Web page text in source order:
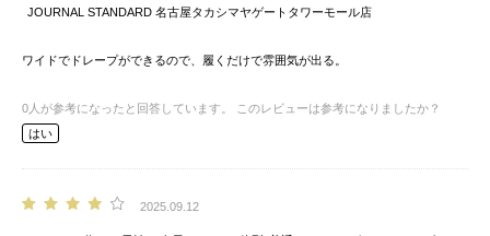
JOURNAL STANDARD 名古屋タカシマヤゲートタワーモール店
ワイドでドレープができるので、履くだけで雰囲気が出る。
0 人が参考になったと回答しています。
このレビューは参考になりましたか？
はい
2025.09.12